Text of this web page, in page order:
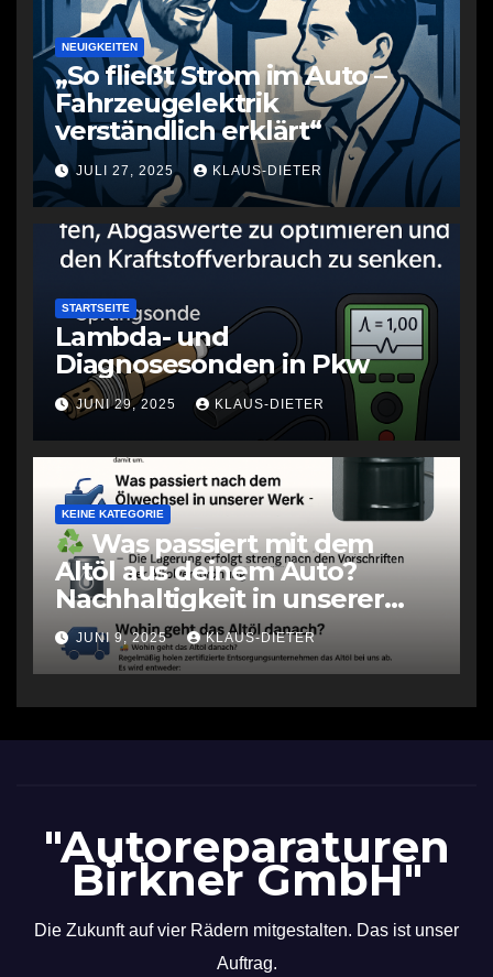
NEUIGKEITEN
„So fließt Strom im Auto –
Fahrzeugelektrik
verständlich erklärt“
JULI 27, 2025 KLAUS-DIETER
STARTSEITE
Lambda- und
Diagnosesonden in Pkw
JUNI 29, 2025 KLAUS-DIETER
KEINE KATEGORIE
Was passiert mit dem
Altöl aus deinem Auto?
Nachhaltigkeit in unserer
Werkstatt
JUNI 9, 2025 KLAUS-DIETER
"Autoreparaturen
Birkner GmbH"
Die Zukunft auf vier Rädern mitgestalten. Das ist unser
Auftrag.